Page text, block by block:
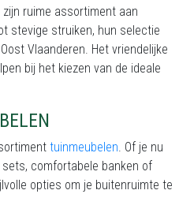
ruime assortiment aan
stevige struiken, hun selectie
Vlaanderen. Het vriendelijke
bij het kiezen van de ideale
tuinmeubelen. Of je nu
comfortabele banken of
opties om je buitenruimte te